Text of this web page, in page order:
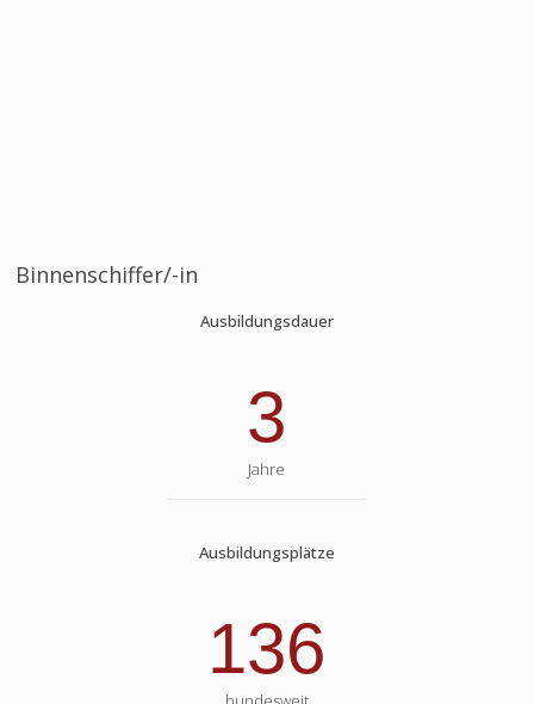
Binnenschiffer/-in
Ausbildungsdauer
3
Jahre
Ausbildungsplätze
136